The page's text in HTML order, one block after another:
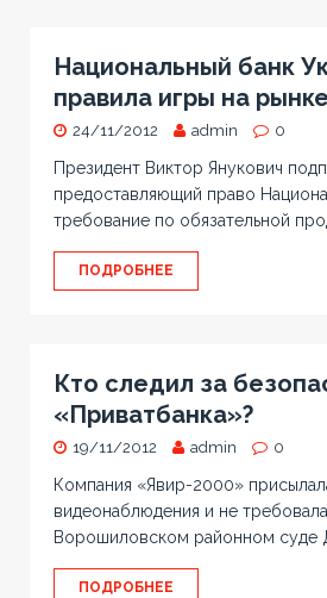
Национальный банк
правила игры на рынке
24/11/2012 admin 0
Президент Виктор Янукович
предоставляющий право
требование по обязательной
ПОДРОБНЕЕ
Кто следил за
«Приватбанка»?
19/11/2012 admin 0
Компания «Явир-2000»
видеонаблюдения и не
Ворошиловском районном суде
ПОДРОБНЕЕ